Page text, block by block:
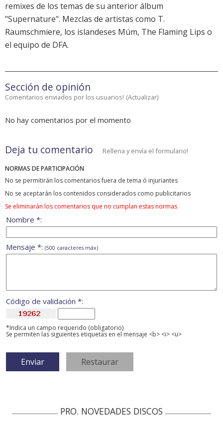
remixes de los temas de su anterior álbum
"Supernature". Mezclas de artistas como T.
Raumschmiere, los islandeses Múm, The Flaming Lips o
el equipo de DFA.
Sección de opinión
Comentarios enviados por los usuarios! (Actualizar)
No hay comentarios por el momento
Deja tu comentario Rellena y envía el formulario!
NORMAS DE PARTICIPACIÓN
No se permitirán los comentarios fuera de tema ó injuriantes
No se aceptarán los contenidos considerados como publicitarios
Se eliminarán los comentarios que no cumplan estas normas
Nombre *:
Mensaje *: (500 caracteres máx)
Código de validación *:
*Indica un campo requerido (obligatorio)
Se permiten las siguientes etiquetas en el mensaje <b> <i> <u>
PRO. NOVEDADES DISCOS